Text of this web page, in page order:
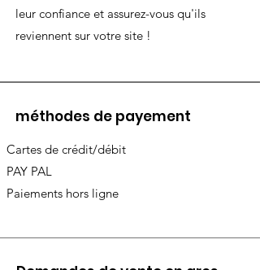
leur confiance et assurez-vous qu'ils
reviennent sur votre site !
méthodes de payement
Cartes de crédit/débit
PAY PAL
Paiements hors ligne